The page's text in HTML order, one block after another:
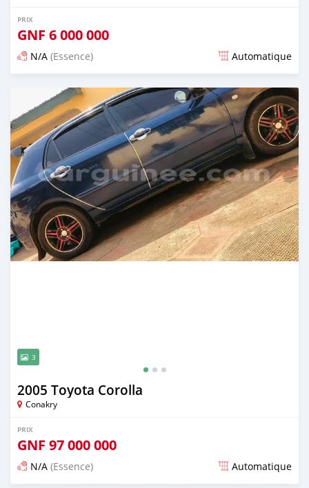
PRIX
GNF 6 000 000
N/A (Essence) Automatique
Publié il y a plus de 2 ans
3
2005 Toyota Corolla
Conakry
PRIX
GNF 97 000 000
N/A (Essence) Automatique